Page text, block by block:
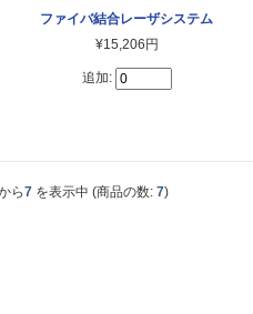
ファイバ結合レーザシステム
¥15,206円
追加:
ら7 を表示中 (商品の数:7)